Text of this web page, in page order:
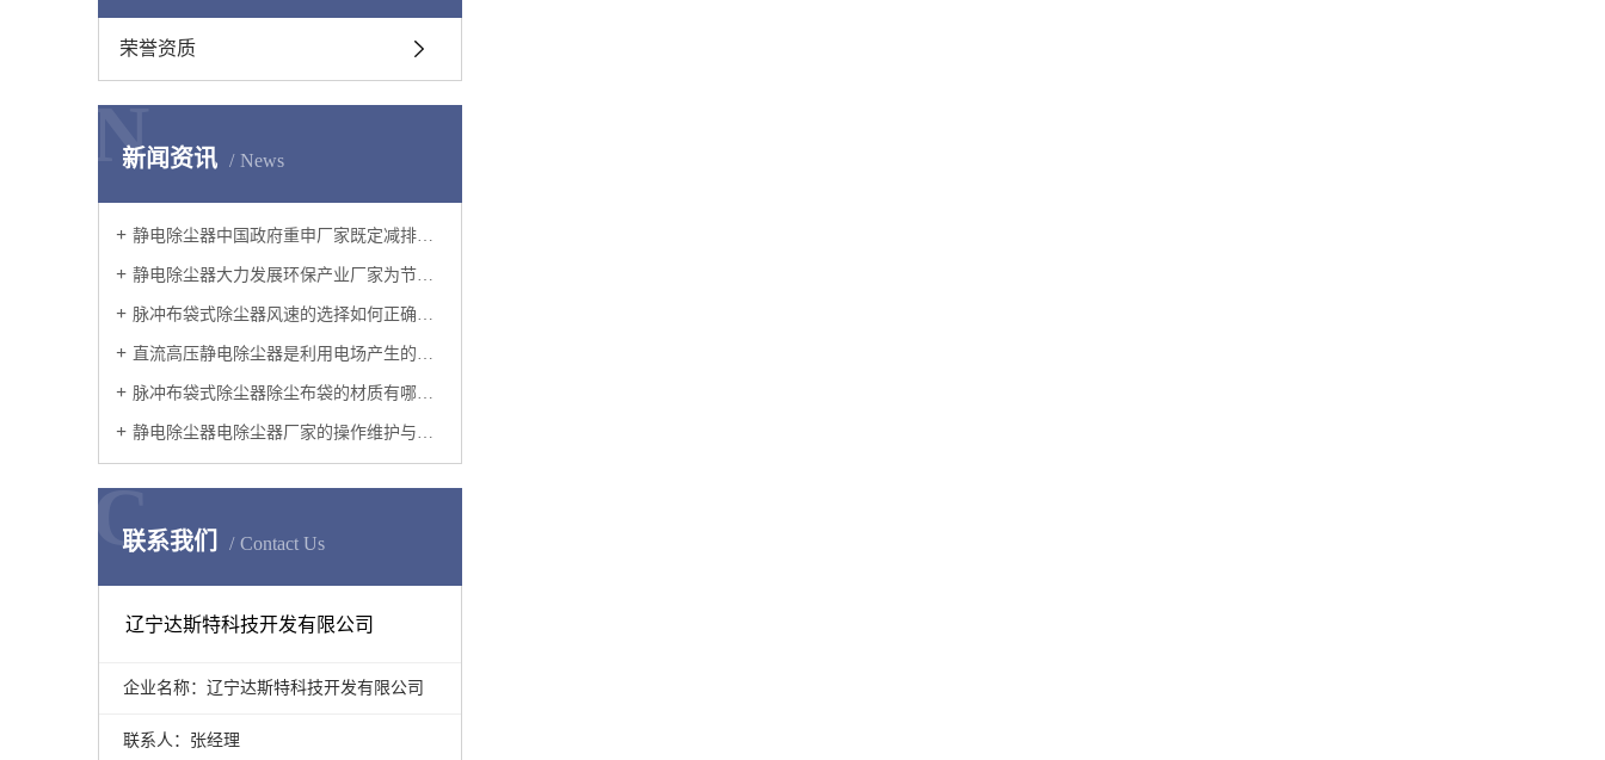
荣誉资质
新闻资讯 News
N
静电除尘器中国政府重申厂家既定减排承诺
静电除尘器大力发展环保产业厂家为节能减排提供强有力的技术支持
脉冲布袋式除尘器风速的选择如何正确地选择过滤风速呢?
直流高压静电除尘器是利用电场产生的电力使尘粒从气流中分离的设备
脉冲布袋式除尘器除尘布袋的材质有哪些？
静电除尘器电除尘器厂家的操作维护与改造
联系我们 Contact Us
C
辽宁达斯特科技开发有限公司
企业名称：辽宁达斯特科技开发有限公司
联系人：张经理